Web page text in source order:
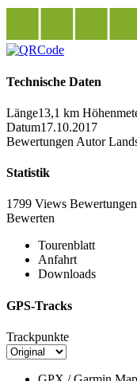
Technische Daten
Länge13,1 km
Datum17.10.2017
Bewertungen Autor
Statistik
1799 Views Bewertungen
Bewerten
Tourenblatt
Anfahrt
Downloads
GPS-Tracks
Trackpunkte